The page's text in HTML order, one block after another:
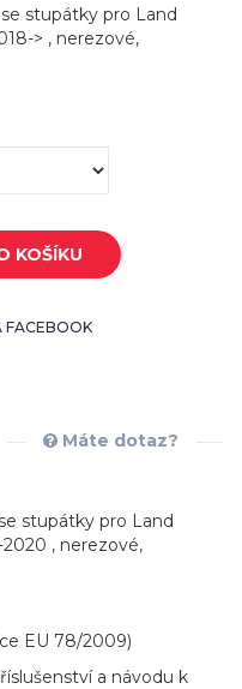
stupátky pro Land
> , nerezové,
KOŠÍKU
FACEBOOK
Máte dotaz?
stupátky pro Land
2020 , nerezové,
EU 78/2009)
a návodu k